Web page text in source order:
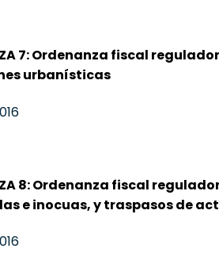
7: Ordenanza fiscal
urbanísticas
8: Ordenanza fiscal
e inocuas, y traspasos de